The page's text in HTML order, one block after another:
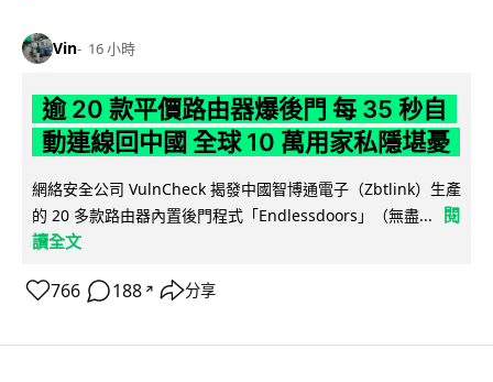
Vin 16 小時
逾 20 款平價路由器爆後門 每 35 秒自
動連線回中國 全球 10 萬用家私隱堪憂
網絡安全公司 VulnCheck 揭發中國智博通電子（Zbtlink）生產
的 20 多款路由器內置後門程式「Endlessdoors」（無盡...
閱
讀全文
766 188 ↗ 分享